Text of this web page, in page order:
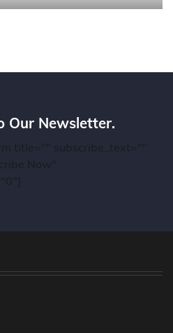
Our Newsletter.
title="" subscribe_text=""
Now"